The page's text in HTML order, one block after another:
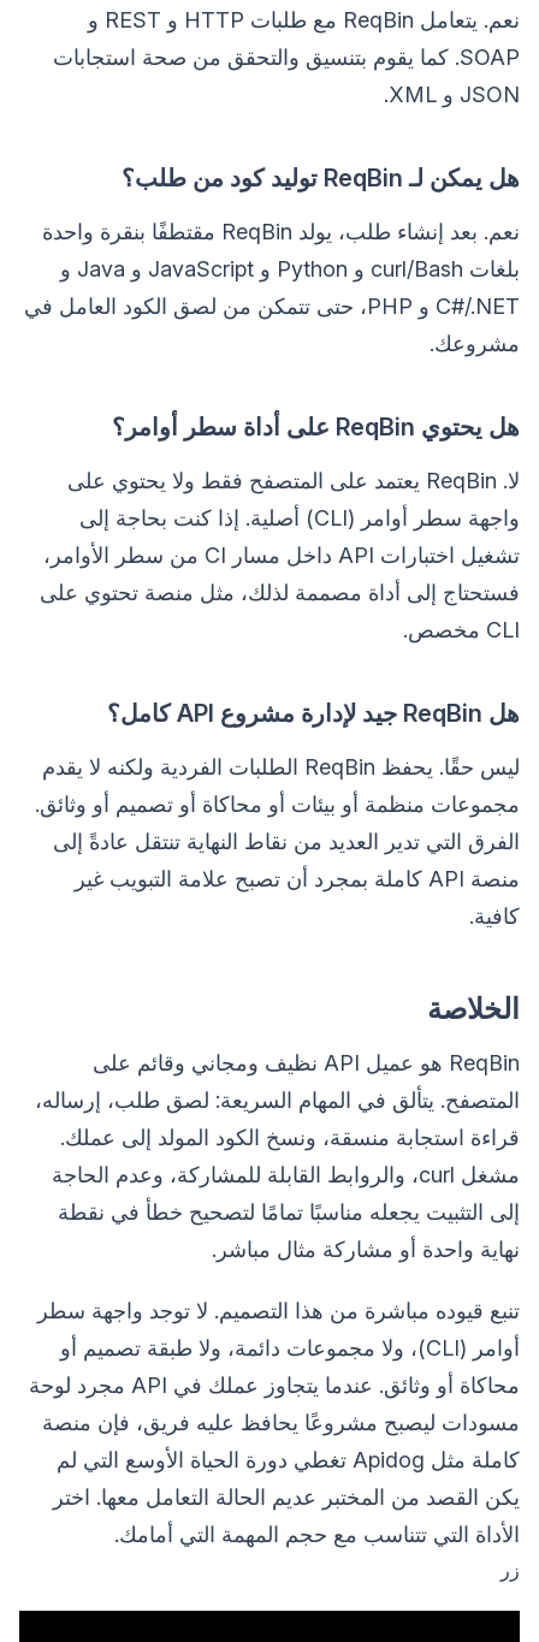
نعم. يتعامل ReqBin مع طلبات HTTP و REST و
SOAP. كما يقوم بتنسيق والتحقق من صحة استجابات
JSON و XML.
هل يمكن لـ ReqBin توليد كود من طلب؟
نعم. بعد إنشاء طلب، يولد ReqBin مقتطفًا بنقرة واحدة
بلغات curl/Bash و Python و JavaScript و Java و
C#/.NET و PHP، حتى تتمكن من لصق الكود العامل في
مشروعك.
هل يحتوي ReqBin على أداة سطر أوامر؟
لا. ReqBin يعتمد على المتصفح فقط ولا يحتوي على
واجهة سطر أوامر (CLI) أصلية. إذا كنت بحاجة إلى
تشغيل اختبارات API داخل مسار CI من سطر الأوامر،
فستحتاج إلى أداة مصممة لذلك، مثل منصة تحتوي على
CLI مخصص.
هل ReqBin جيد لإدارة مشروع API كامل؟
ليس حقًا. يحفظ ReqBin الطلبات الفردية ولكنه لا يقدم
مجموعات منظمة أو بيئات أو محاكاة أو تصميم أو وثائق.
الفرق التي تدير العديد من نقاط النهاية تنتقل عادةً إلى
منصة API كاملة بمجرد أن تصبح علامة التبويب غير
كافية.
الخلاصة
ReqBin هو عميل API نظيف ومجاني وقائم على
المتصفح. يتألق في المهام السريعة: لصق طلب، إرساله،
قراءة استجابة منسقة، ونسخ الكود المولد إلى عملك.
مشغل curl، والروابط القابلة للمشاركة، وعدم الحاجة
إلى التثبيت يجعله مناسبًا تمامًا لتصحيح خطأ في نقطة
نهاية واحدة أو مشاركة مثال مباشر.
تنبع قيوده مباشرة من هذا التصميم. لا توجد واجهة سطر
أوامر (CLI)، ولا مجموعات دائمة، ولا طبقة تصميم أو
محاكاة أو وثائق. عندما يتجاوز عملك في API مجرد لوحة
مسودات ليصبح مشروعًا يحافظ عليه فريق، فإن منصة
كاملة مثل Apidog تغطي دورة الحياة الأوسع التي لم
يكن القصد من المختبر عديم الحالة التعامل معها. اختر
الأداة التي تتناسب مع حجم المهمة التي أمامك.
زر